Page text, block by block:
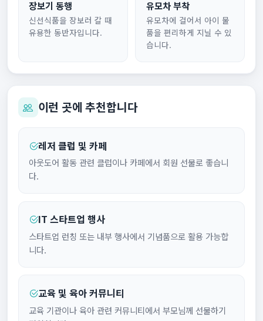
장보기 동행
신선식품을 장보러 갈 때
유용한 동반자입니다.
유모차 부착
유모차에 걸어서 아이 물
품을 편리하게 지닐 수 있
습니다.
이런 곳에 추천합니다
레저 클럽 및 카페
아웃도어 활동 관련 클럽이나 카페에서 회원 선물로 좋습니
다.
IT 스타트업 행사
스타트업 런칭 또는 내부 행사에서 기념품으로 활용 가능합
니다.
교육 및 육아 커뮤니티
교육 기관이나 육아 관련 커뮤니티에서 부모님께 선물하기